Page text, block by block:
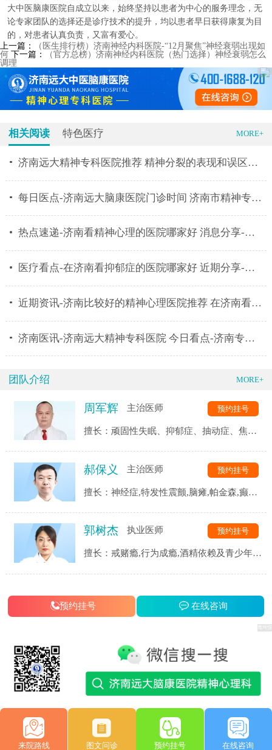
大中医脑康医院自成立以来，始终坚持以患者为中心的服务理念，无
论专家团队的选择还是诊疗技术的提升，均以患者早日获得康复为目
的，对患者认真负责，又富有爱心。
上一篇：
（医生排行榜）济南神经内科医院-“12月聚焦”神经衰弱出现如
何 下一篇：
（官方总榜）济南神经内科医院（热门选择）神经衰弱怎么
调理
相关阅读 特色医疗 MORE+
济南远大精神专科医院推荐 精神分裂的表现和误区有什
每日医点-济南远大脑康医院门诊时间 济南市精神专科医
热点速递-济南看精神心理的医院哪家好 消息分享-济南
医疗看点-在济南看抑郁症的医院哪家好 近期分享-济南
近期资讯-济南比较好的精神心理医院推荐 在济南看心理
济南医讯-济南远大精神专科医院 今日看点-济南专业治
团队介绍 MORE+
周军辉 主治医师
擅长：顽固性失眠、抑郁症、抽动症、焦虑
等精神心理疾病的诊断与治疗。
预约挂号
郝保义 主治医师
擅长：神经症,特发性震颤,脑瘫,帕金森,癫痫,
预约挂号
郭树杰 执业医师
擅长：戒赌瘾,行为成瘾,酒精依赖及青少年网
预约挂号
预约挂号 在线咨询
来院路线 图文问诊 预约挂号 在线咨询